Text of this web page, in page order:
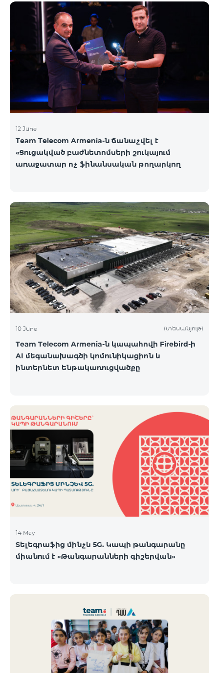
12 June
Team Telecom Armenia-ն ճանաչվել է
«Ցուցակված բաժնետոմսերի շուկայում
առաջատար ոչ ֆինանսական թողարկող
10 June (տեսանյութ)
Team Telecom Armenia-ն կապահովի Firebird-ի
AI մեգանախագծի կոմունիկացիոն և
ինտերնետ ենթակառուցվածքը
14 May
Տելեգրաֆից մինչև 5G. Կապի թանգարանը
միանում է «Թանգարանների գիշերվան»